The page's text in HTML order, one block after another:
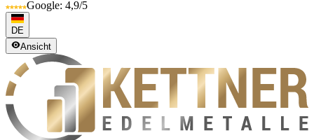
Google: 4,9/5
DE
Ansicht